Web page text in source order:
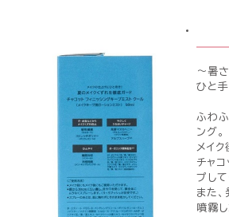
〜暑
ひと
ふわ
ング。
メイ
チャ
プして
また
噴霧